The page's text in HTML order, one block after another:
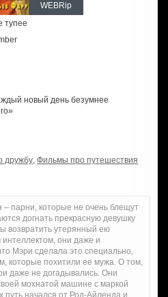
WEBRip
тупее
новый день безумнее
дружбу, Фильмы про путешествия
парни, которые не очень блещут
догнать прекрасную девушку
возвратить утерянный ею
интеллектом, они даже и
Мэри сделала это специально,
которые похитили ее мужа. О том,
даже не догадывались. Они
мохнатой машине с маркой
путь начался от Род-Айленда и